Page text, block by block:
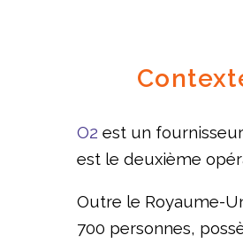
O2 est un
est le deuxième
Outre le Royaume-
700 personnes,